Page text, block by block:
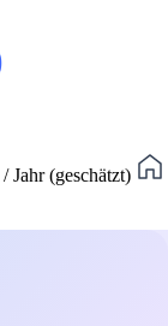
Jahr (geschätzt)